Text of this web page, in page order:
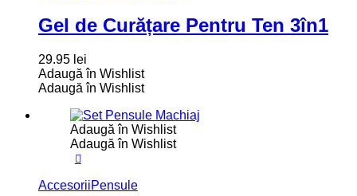
Gel de Curățare Pentru Ten 3în1
29.95 lei
Adaugă în Wishlist
Adaugă în Wishlist
Adaugă în Wishlist
Adaugă în Wishlist
AccesoriiPensule